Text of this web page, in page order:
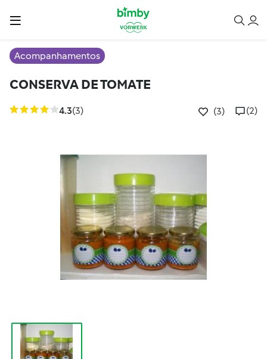
Acompanhamentos
CONSERVA DE TOMATE
4.3(3) (3) (2)